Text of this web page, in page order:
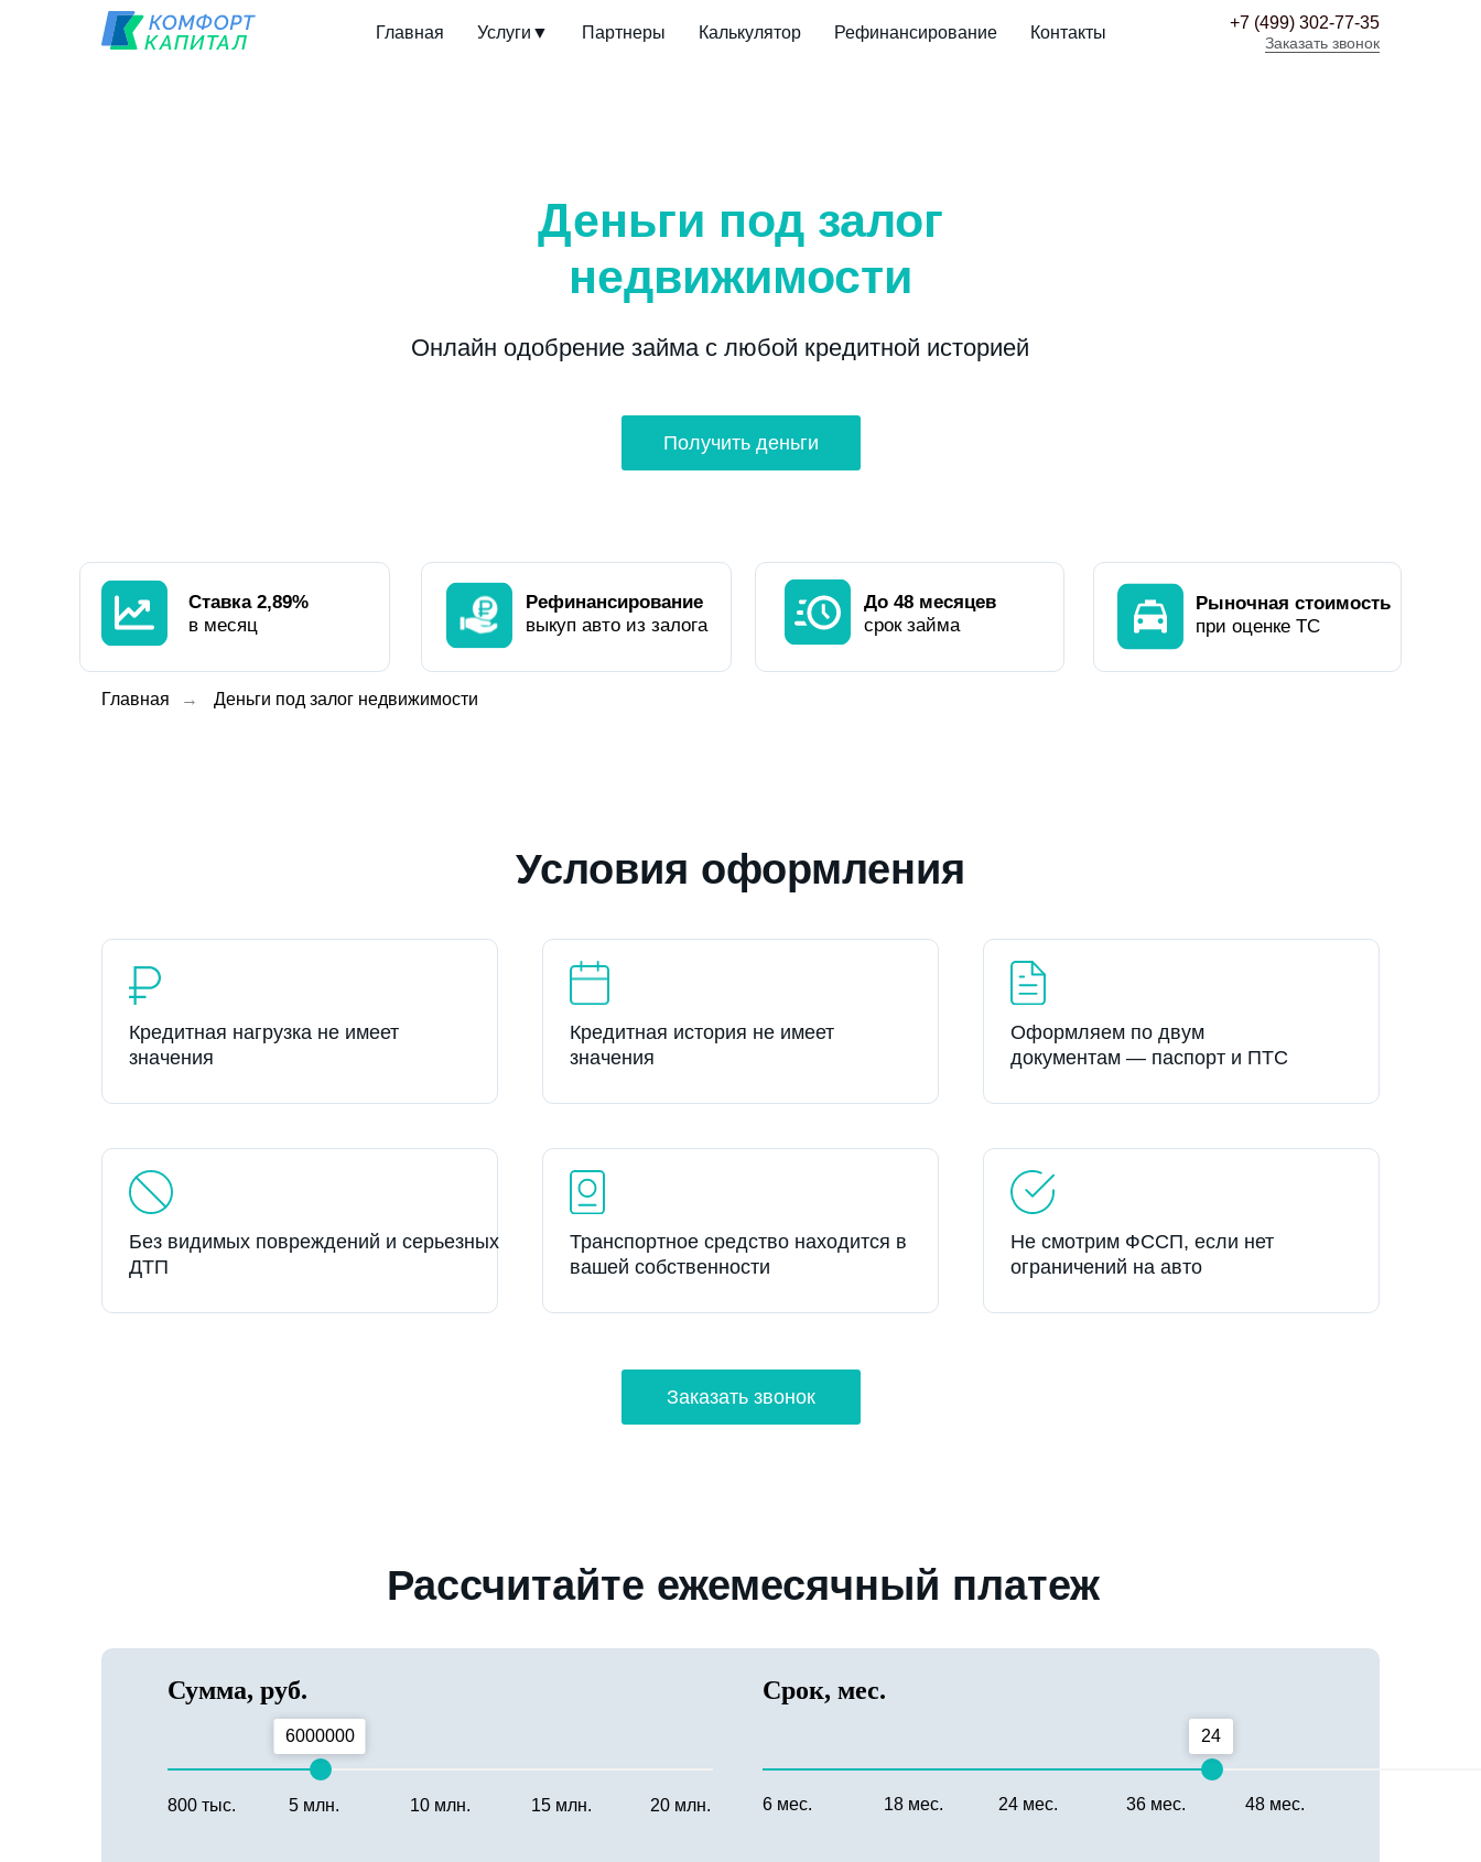
Главная Услуги▼ Партнеры Калькулятор Рефинансирование Контакты
+7 (499) 302-77-35
Заказать звонок
Деньги под залог
недвижимости
Получить деньги
Онлайн одобрение займа с любой кредитной историей
Ставка 2,89%
в месяц
Рыночная стоимость
при оценке ТС
До 48 месяцев
срок займа
Рефинансирование
выкуп авто из залога
Главная → Деньги под залог недвижимости
Условия оформления
Кредитная нагрузка не имеет
значения
Кредитная история не имеет
значения
Оформляем по двум
документам — паспорт и ПТС
Без видимых повреждений и серьезных
ДТП
Транспортное средство находится в
вашей собственности
Не смотрим ФССП, если нет
ограничений на авто
Заказать звонок
Рассчитайте ежемесячный платеж
Срок, мес.
24
Сумма, руб.
6000000
20 млн.
15 млн.
10 млн.
5 млн.
800 тыс. 18 мес. 24 мес. 36 мес. 48 мес.
6 мес.